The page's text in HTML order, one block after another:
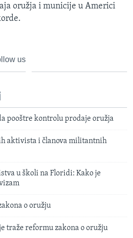
oružja i municije u Americi
us
pooštre kontrolu prodaje oružja
aktivista i članova militantnih
u školi na Floridi: Kako je
o oružju
traže reformu zakona o oružju